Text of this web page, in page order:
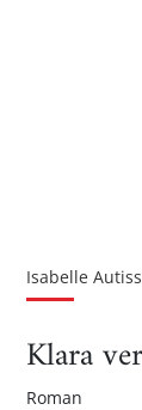
Bildgalerie
Isabelle
Klara
Roman